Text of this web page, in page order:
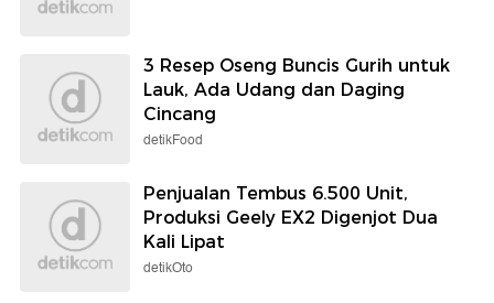
3 Resep Oseng Buncis Gurih untuk
Lauk, Ada Udang dan Daging
Cincang
detikFood
Penjualan Tembus 6.500 Unit,
Produksi Geely EX2 Digenjot Dua
Kali Lipat
detikOto